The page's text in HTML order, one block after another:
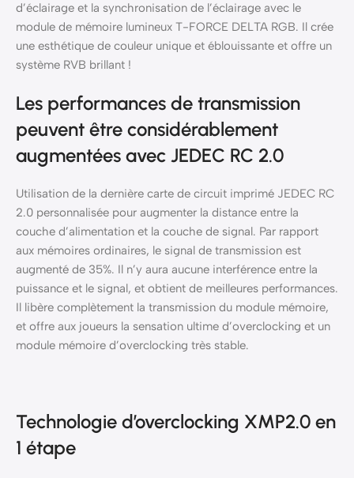
d’éclairage et la synchronisation de l’éclairage avec le
module de mémoire lumineux T-FORCE DELTA RGB. Il crée
une esthétique de couleur unique et éblouissante et offre un
système RVB brillant !
Les performances de transmission
peuvent être considérablement
augmentées avec JEDEC RC 2.0
Utilisation de la dernière carte de circuit imprimé JEDEC RC
2.0 personnalisée pour augmenter la distance entre la
couche d’alimentation et la couche de signal. Par rapport
aux mémoires ordinaires, le signal de transmission est
augmenté de 35%. Il n’y aura aucune interférence entre la
puissance et le signal, et obtient de meilleures performances.
Il libère complètement la transmission du module mémoire,
et offre aux joueurs la sensation ultime d’overclocking et un
module mémoire d’overclocking très stable.
Technologie d’overclocking XMP2.0 en
1 étape